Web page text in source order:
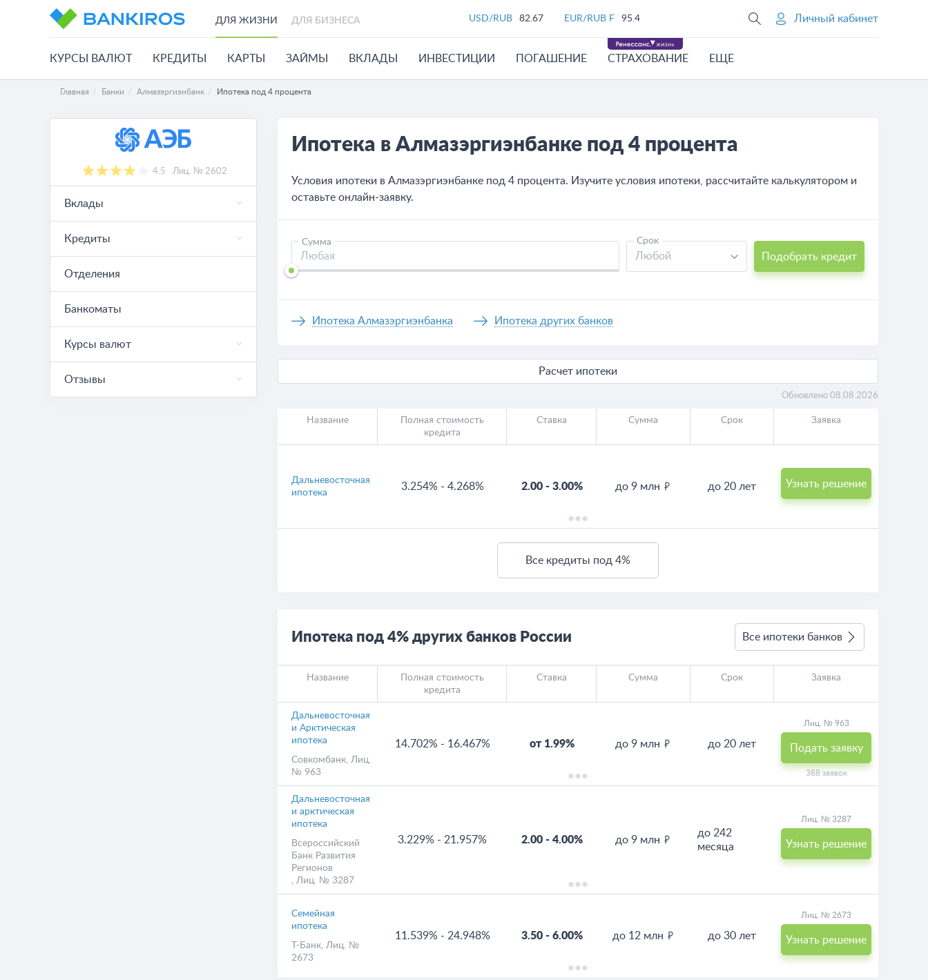
ДЛЯ ЖИЗНИ ДЛЯ БИЗНЕСА USD/RUB 82.67 EUR/RUB F 95.4 Личный кабинет
КУРСЫ ВАЛЮТ КРЕДИТЫ КАРТЫ ЗАЙМЫ ВКЛАДЫ ИНВЕСТИЦИИ ПОГАШЕНИЕ СТРАХОВАНИЕ ЕЩЕ
Главная Банки Алмазэргиэнбанк Ипотека под 4 процента
4.5 Лиц. № 2602
Вклады
Кредиты
Отделения
Банкоматы
Курсы валют
Отзывы
Ипотека в Алмазэргиэнбанке под 4 процента
Условия ипотеки в Алмазэргиэнбанке под 4 процента. Изучите условия ипотеки, рассчитайте калькулятором и
оставьте онлайн-заявку.
Сумма Срок
Любой Подобрать кредит
Ипотека Алмазэргиэнбанка Ипотека других банков
Расчет ипотеки
Обновлено 08.08.2026
Название
Полная стоимость
кредита
Ставка Сумма Срок Заявка
Дальневосточная
ипотека
3.254% - 4.268% 2.00- 3.00% до 9 млн до 20 лет Узнать решение
Все кредиты под 4%
Ипотека под 4% других банков России Все ипотеки банков
Название
Полная стоимость
кредита
Ставка Сумма Срок Заявка
Дальневосточная
и Арктическая
ипотека
Совкомбанк, Лиц.
№ 963
14.702% - 16.467% от 1.99% до 9 млн до 20 лет
Лиц. № 963
Подать заявку
388 заявок
Дальневосточная
и арктическая
ипотека
Всероссийский
Банк Развития
Регионов
, Лиц. № 3287
3.229% - 21.957% 2.00- 4.00% до 9 млн
до 242
месяца
Лиц. № 3287
Узнать решение
Семейная
ипотека
Т-Банк, Лиц. №
2673
11.539% - 24.948% 3.50- 6.00% до 12 млн до 30 лет
Лиц. № 2673
Узнать решение